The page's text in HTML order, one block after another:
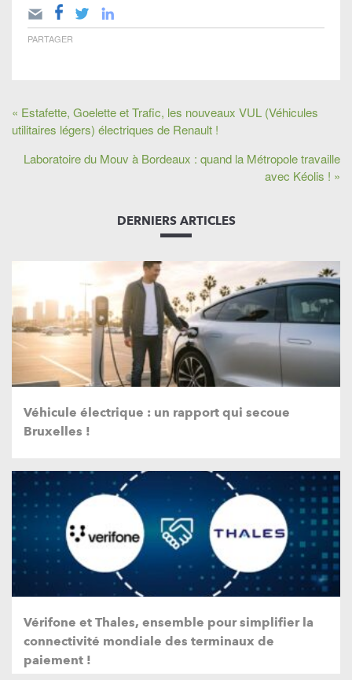
PARTAGER
« Estafette, Goelette et Trafic, les nouveaux VUL (Véhicules
utilitaires légers) électriques de Renault !
Laboratoire du Mouv à Bordeaux : quand la Métropole travaille
avec Kéolis ! »
DERNIERS ARTICLES
Véhicule électrique : un rapport qui secoue
Bruxelles !
Vérifone et Thales, ensemble pour simplifier la
connectivité mondiale des terminaux de
paiement !